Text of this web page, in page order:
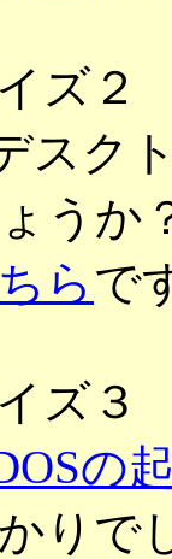
ズ２
スク
うか
ら で
ズ３
の
りで